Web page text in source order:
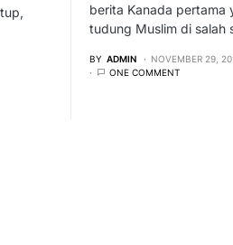
berita Kanada pertama
tudung Muslim di salah
BY ADMIN
NOVEMBER 29,
ONE COMMENT